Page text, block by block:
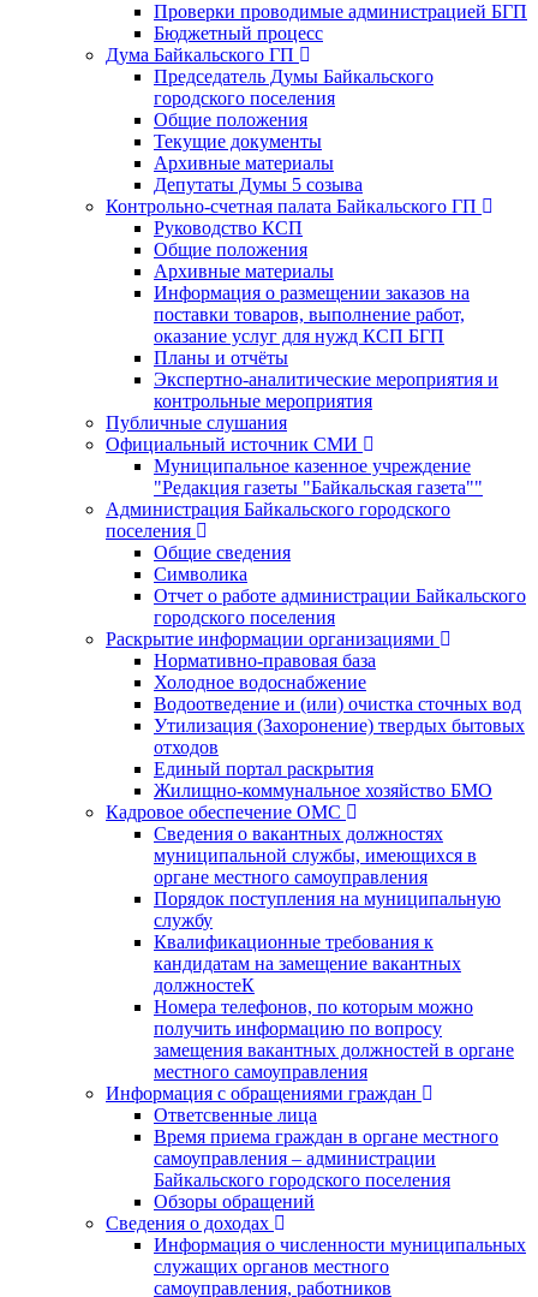
Проверки проводимые администрацией БГП
Бюджетный процесс
Дума Байкальского ГП
Председатель Думы Байкальского
городского поселения
Общие положения
Текущие документы
Архивные материалы
Депутаты Думы 5 созыва
Контрольно-счетная палата Байкальского ГП
Руководство КСП
Общие положения
Архивные материалы
Информация о размещении заказов на
поставки товаров, выполнение работ,
оказание услуг для нужд КСП БГП
Планы и отчёты
Экспертно-аналитические мероприятия и
контрольные мероприятия
Публичные слушания
Официальный источник СМИ
Муниципальное казенное учреждение
"Редакция газеты "Байкальская газета""
Администрация Байкальского городского
поселения
Общие сведения
Символика
Отчет о работе администрации Байкальского
городского поселения
Раскрытие информации организациями
Нормативно-правовая база
Холодное водоснабжение
Водоотведение и (или) очистка сточных вод
Утилизация (Захоронение) твердых бытовых
отходов
Единый портал раскрытия
Жилищно-коммунальное хозяйство БМО
Кадровое обеспечение ОМС
Сведения о вакантных должностях
муниципальной службы, имеющихся в
органе местного самоуправления
Порядок поступления на муниципальную
службу
Квалификационные требования к
кандидатам на замещение вакантных
должностеК
Номера телефонов, по которым можно
получить информацию по вопросу
замещения вакантных должностей в органе
местного самоуправления
Информация с обращениями граждан
Ответсвенные лица
Время приема граждан в органе местного
самоуправления – администрации
Байкальского городского поселения
Обзоры обращений
Сведения о доходах
Информация о численности муниципальных
служащих органов местного
самоуправления, работников